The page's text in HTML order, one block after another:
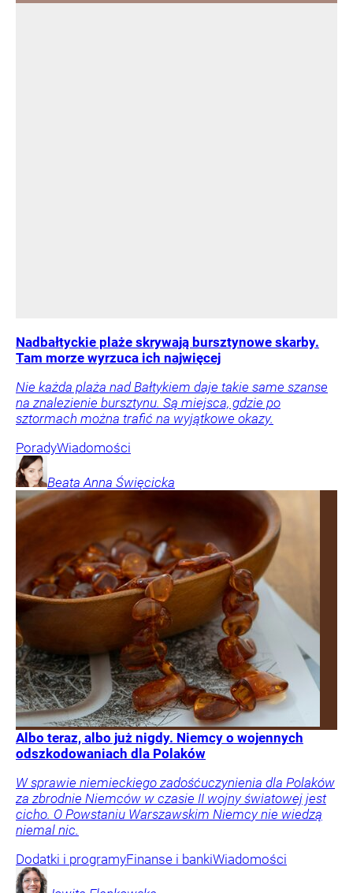
Nadbałtyckie plaże skrywają bursztynowe skarby.
Tam morze wyrzuca ich najwięcej
Nie każda plaża nad Bałtykiem daje takie same szanse
na znalezienie bursztynu. Są miejsca, gdzie po
sztormach można trafić na wyjątkowe okazy.
PoradyWiadomości
Beata Anna Święcicka
Albo teraz, albo już nigdy. Niemcy o wojennych
odszkodowaniach dla Polaków
W sprawie niemieckiego zadośćuczynienia dla Polaków
za zbrodnie Niemców w czasie II wojny światowej jest
cicho. O Powstaniu Warszawskim Niemcy nie wiedzą
niemal nic.
Dodatki i programyFinanse i bankiWiadomości